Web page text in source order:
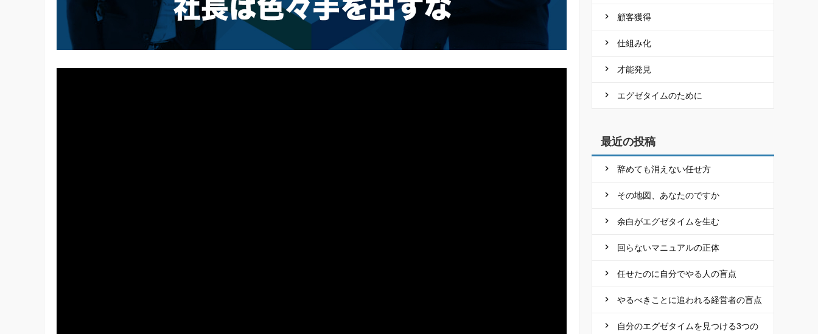
顧客獲得
仕組み化
才能発見
エグゼタイムのために
最近の投稿
辞めても消えない任せ方
その地図、あなたのですか
余白がエグゼタイムを生む
回らないマニュアルの正体
任せたのに自分でやる人の盲点
やるべきことに追われる経営者の盲点
自分のエグゼタイムを見つける3つの